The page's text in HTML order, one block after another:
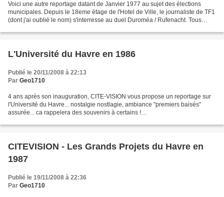
Voici une autre reportage datant de Janvier 1977 au sujet des élections
municipales. Depuis le 18eme étage de l'Hotel de Ville, le journaliste de TF1
(dont j'ai oublié le nom) s'interresse au duel Duroméa / Rufenacht. Tous
L'Université du Havre en 1986
Publié le 20/11/2008 à 22:13
Par Geo1710
4 ans après son inauguration, CITE-VISION vous propose un reportage sur
l'Université du Havre... nostalgie nostlagie, ambiance "premiers baisés"
assurée... ca rappelera des souvenirs à certains !
CITEVISION - Les Grands Projets du Havre en
1987
Publié le 19/11/2008 à 22:36
Par Geo1710